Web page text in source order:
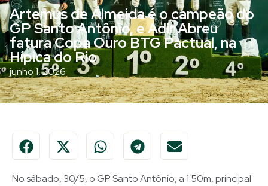
Artemus de Almeida é o campeão do
GP Santo Antônio, e Adir Abreu
fatura Copa Ouro BTG Pactual, na
Hípica do Rio
junho 1, 2026
No sábado, 30/5, o GP Santo Antônio, a 1.50m, principal